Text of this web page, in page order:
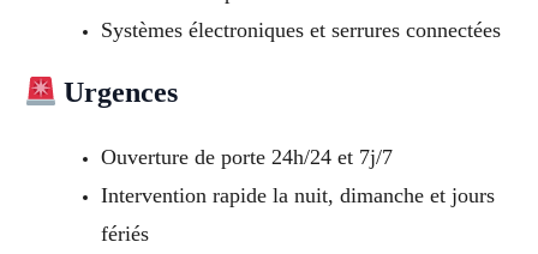
Systèmes électroniques et serrures connectées
Urgences
Ouverture de porte 24h/24 et 7j/7
Intervention rapide la nuit, dimanche et jours
fériés